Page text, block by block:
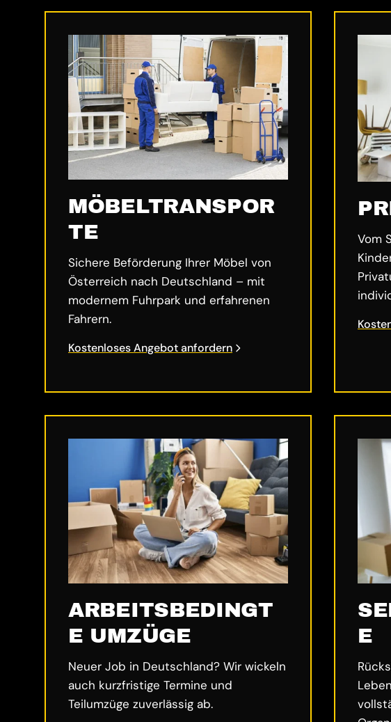
MÖBELTRANSPOR
TE
Sichere Beförderung Ihrer Möbel von
Österreich nach Deutschland – mit
modernem Fuhrpark und erfahrenen
Fahrern.
Kostenloses Angebot anfordern
Vom
ARBEITSBEDINGT
E UMZÜGE
Neuer Job in Deutschland? Wir wickeln
auch kurzfristige Termine und
Teilumzüge zuverlässig ab.
E